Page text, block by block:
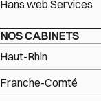
Hans web Services
NOS CABINETS
Haut-Rhin
Franche-Comté